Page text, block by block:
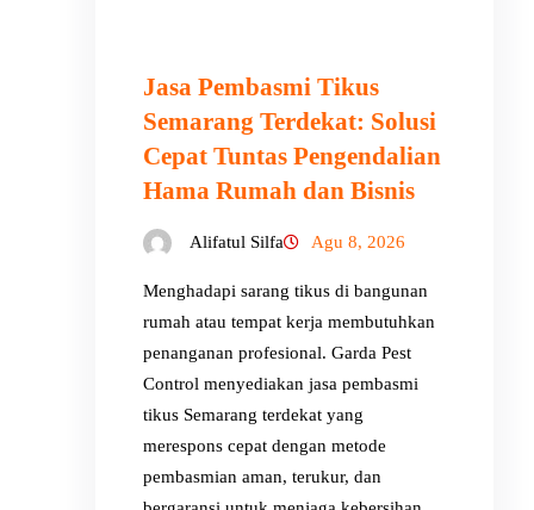
Jasa Pembasmi Tikus
Semarang Terdekat: Solusi
Cepat Tuntas Pengendalian
Hama Rumah dan Bisnis
Alifatul Silfa Agu 8, 2026
Menghadapi sarang tikus di bangunan
rumah atau tempat kerja membutuhkan
penanganan profesional. Garda Pest
Control menyediakan jasa pembasmi
tikus Semarang terdekat yang
merespons cepat dengan metode
pembasmian aman, terukur, dan